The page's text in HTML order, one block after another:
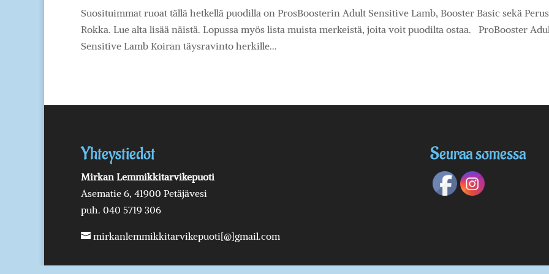
Suosituimmat ruoat tällä hetkellä puodilla on ProsBoosterin Adult Sensitive Lamb, Booster Basic sekä Perus
Rokka. Lue alta lisää näistä. Lopussa myös lista muista merkeistä, joita voit puodilta ostaa. ProBooster
Sensitive Lamb Koiran täysravinto herkille...
Yhteystiedot
Mirkan Lemmikkitarvikepuoti
Asematie 6, 41900 Petäjävesi
puh. 040 5719 306
mirkanlemmikkitarvikepuoti[@]gmail.com
Seuraa somessa